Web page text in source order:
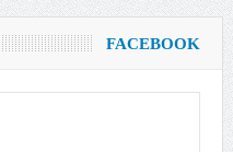
FACEBOOK